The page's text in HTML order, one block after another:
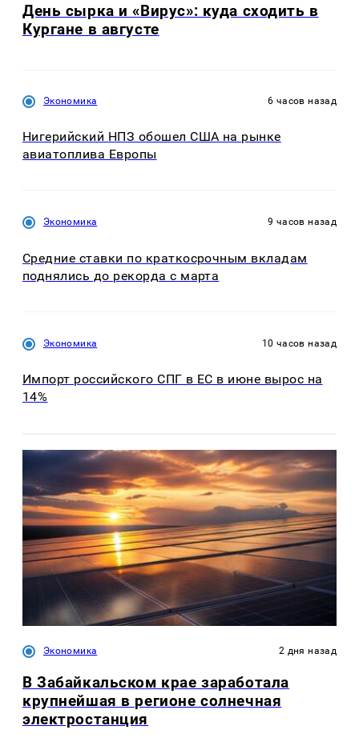
День сырка и «Вирус»: куда сходить в
Кургане в августе
Экономика 6 часов назад
Нигерийский НПЗ обошел США на рынке
авиатоплива Европы
Экономика 9 часов назад
Средние ставки по краткосрочным вкладам
поднялись до рекорда с марта
Экономика 10 часов назад
Импорт российского СПГ в ЕС в июне вырос на
14%
Экономика 2 дня назад
В Забайкальском крае заработала
крупнейшая в регионе солнечная
электростанция